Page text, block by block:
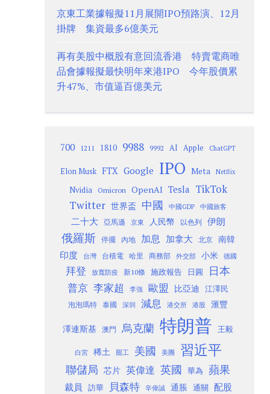
京東工業據報擬11月展開IPO預路演、12月
掛牌 集資最多6億美元
再有美股中概股有意回流香港 特賣電商唯
品會據報擬最快明年來港IPO 今年股價累
升47%、市值逼百億美元
700 1211 1810 9988 9992 AI Apple ChatGPT
Elon Musk FTX Google IPO Meta Netflix
Nvidia Omicron OpenAI Tesla TikTok
Twitter 世界盃 中國 中國GDP 中國旅客
二十大 亞馬遜 京東 人民幣 以色列 伊朗
俄羅斯 停擺 內地 加息 加拿大 北京
南韓
印度
台灣 台積電 哈里 商務部 外交部 小米 德國
拜登 放寬防疫 新10條 施政報告 日圓 日本
普京 李家超 李強 歐盟 比亞迪 江澤民
泡泡瑪特 泰國 深圳 減息 港交所 港股 滙豐
澤連斯基 澳門 烏克蘭 特朗普 王毅
白宮 稀土 罷工 美國 美團 習近平
聯儲局 芯片 英偉達 英國 華為 蘋果
裁員 訪華 貝森特 辛偉誠 通脹 通關 配股